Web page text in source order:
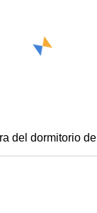
del dormitorio de